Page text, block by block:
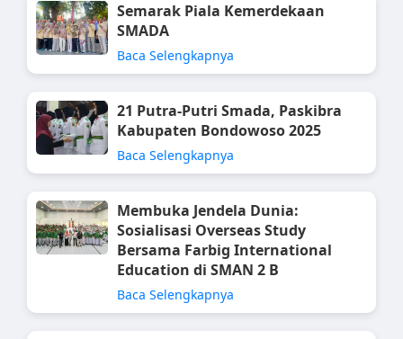
Semarak Piala Kemerdekaan
SMADA
Baca Selengkapnya
21 Putra-Putri Smada, Paskibra
Kabupaten Bondowoso 2025
Baca Selengkapnya
Membuka Jendela Dunia:
Sosialisasi Overseas Study
Bersama Farbig International
Education di SMAN 2 B
Baca Selengkapnya